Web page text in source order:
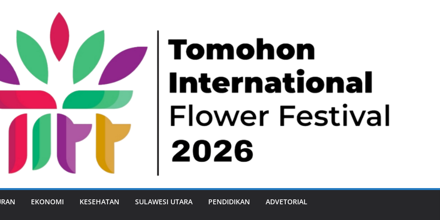
EKONOMI KESEHATAN SULAWESI UTARA PENDIDIKAN ADVETORIAL